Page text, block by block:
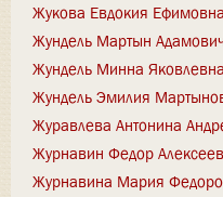
Жукова Евдокия
Жундель Мартын
Жундель Минна Яковлевна
Жундель Эмилия
Журавлева Антонина
Журнавин Федор
Журнавина Мария